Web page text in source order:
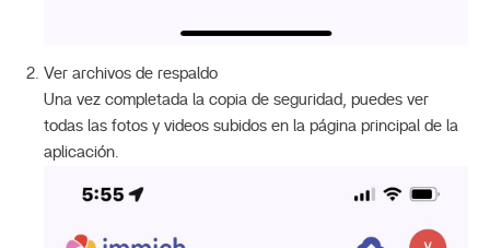
Ver archivos de respaldo
Una vez completada la copia de seguridad, puedes ver
todas las fotos y videos subidos en la página principal de la
aplicación.